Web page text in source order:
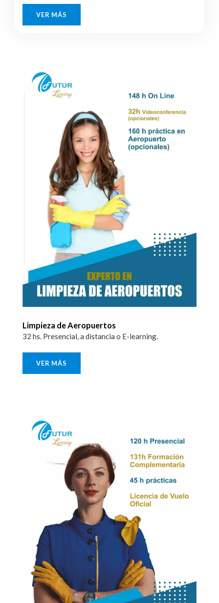
VER MÁS
Limpieza de Aeropuertos
32 hs. Presencial, a distancia o E-learning.
VER MÁS